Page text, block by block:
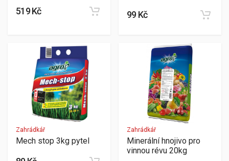
519 Kč 99 Kč
Zahrádkář
Mech stop 3kg pytel
Zahrádkář
Minerální hnojivo pro
vinnou révu 20kg